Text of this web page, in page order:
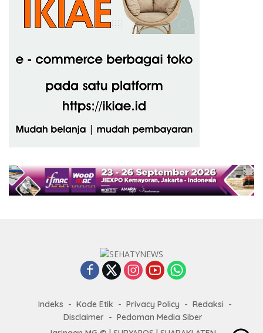
Indeks Kode Etik Privacy Policy
Redaksi
Disclaimer
Pedoman Media Siber